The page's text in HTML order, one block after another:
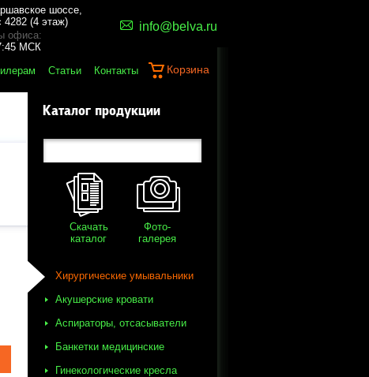
шоссе,
(4 этаж)
офиса:
МСК
info@belva.ru
Статьи Контакты Корзина
Каталог продукции
Скачать
каталог
Фото-
галерея
Хирургические умывальники
Акушерские кровати
Аспираторы, отсасыватели
Банкетки медицинские
Гинекологические кресла